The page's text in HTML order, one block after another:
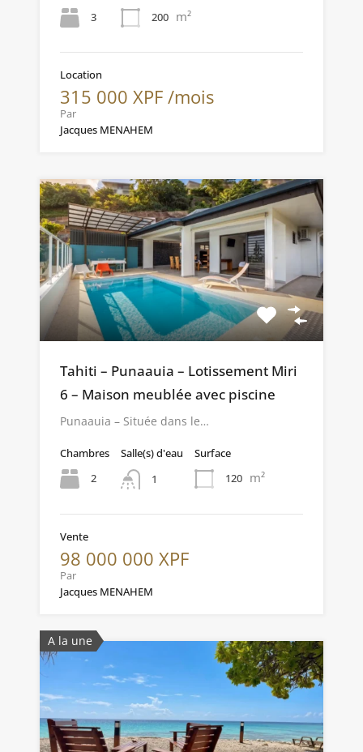
3 200 m²
Location
315 000 XPF /mois
Par
Jacques MENAHEM
Tahiti – Punaauia – Lotissement Miri
6 – Maison meublée avec piscine
Punaauia – Située dans le…
Chambres
2
Salle(s) d'eau
1
Surface
120 m²
Vente
98 000 000 XPF
Par
Jacques MENAHEM
A la une